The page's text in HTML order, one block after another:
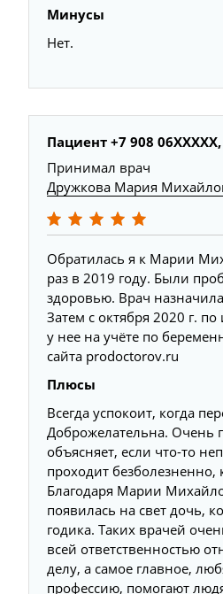
Минусы
Нет.
Пациент +7 908
Принимал врач
Дружкова Мария
Обратилась я к Марии
раз в 2019 году. Были
здоровью. Врач
Затем с октября 2020 г.
у нее на учёте по
сайта prodoctorov.ru
Плюсы
Всегда успокоит, когда
Доброжелательна. Очень
объясняет, если что-то
проходит безболезненно,
Благодаря Марии
появилась на свет дочь,
годика. Таких врачей
всей ответственностью
делу, а самое главное,
профессию, помогают